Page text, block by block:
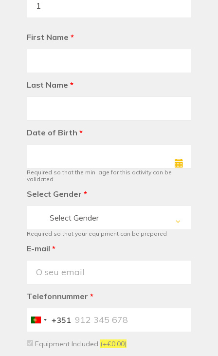
First Name *
Last Name *
Date of Birth *
Required so that the min. age for this activity can be
validated
Select Gender *
Select Gender
Required so that your equipment can be prepared
E-mail *
Telefonnummer *
Portugal
+351
Equipment Included (+€0.00)